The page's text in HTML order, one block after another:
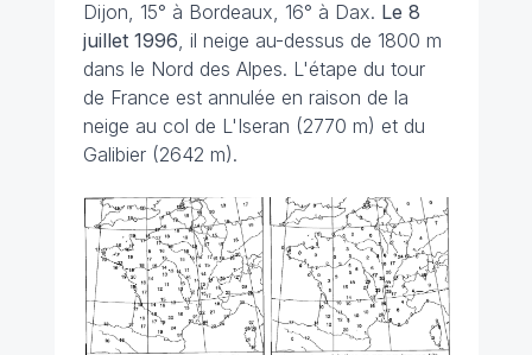
Dijon, 15° à Bordeaux, 16° à Dax. Le 8
juillet 1996 , il neige au-dessus de 1800 m
dans le Nord des Alpes. L'étape du tour
de France est annulée en raison de la
neige au col de L'Iseran (2770 m) et du
Galibier (2642 m).